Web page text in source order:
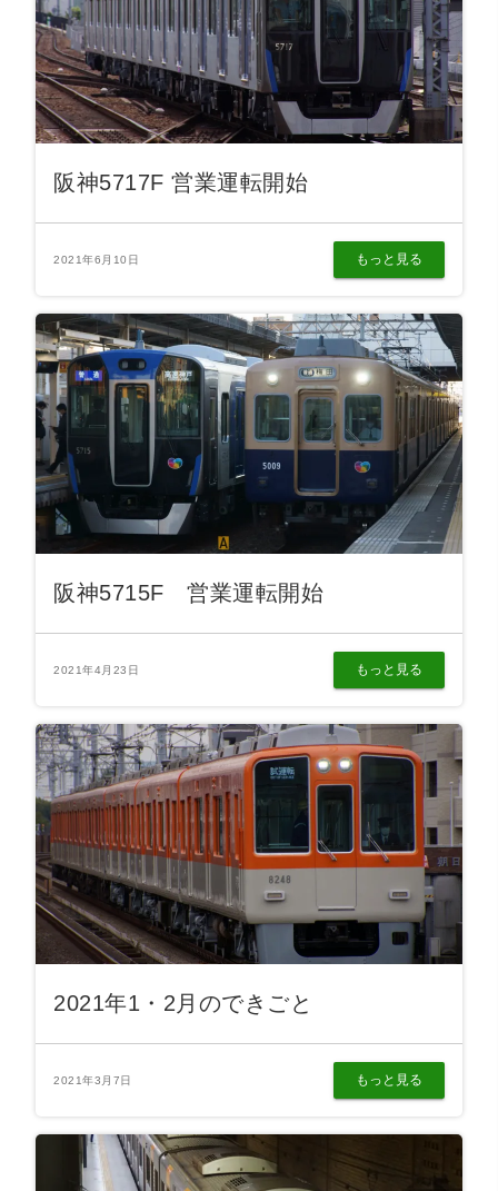
阪神5717F 営業運転開始
2021年6月10日 もっと見る
阪神5715F 営業運転開始
2021年4月23日 もっと見る
2021年1・2月のできごと
2021年3月7日 もっと見る